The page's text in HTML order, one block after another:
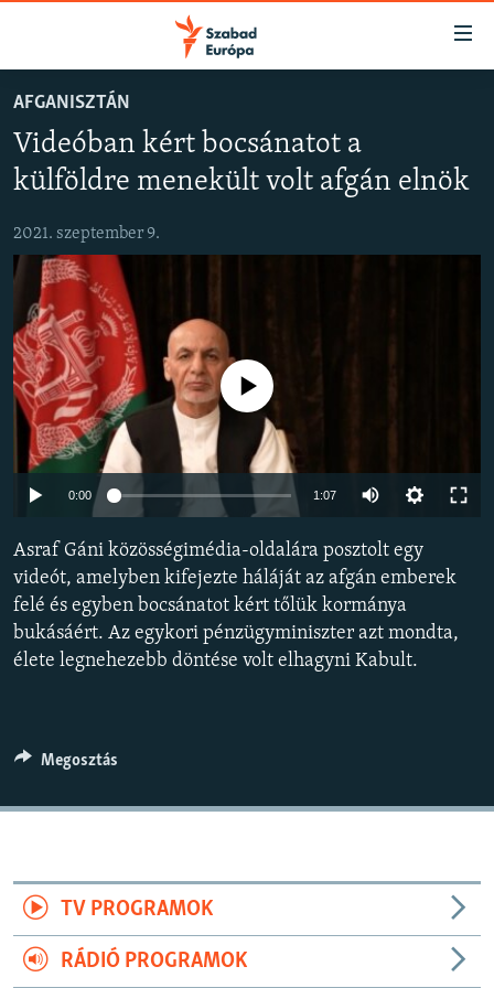
Akadálymentes
oldalra
tartalomjegyzékre
Ugrás
keresésre
AKTUÁLIS
PODCASTOK
VIDEÓK
ELEMZŐ
NER15
SZABADON
TÁRSADALOM
DEMOKRÁCIA
A PÉNZ NYOMÁBAN
EURÓPAI UNIÓ
VILÁG
KLÍMAVÁLTOZÁS
A MÚLT TANULSÁGAI
AFGANISZTÁN
Videóban kért bocsánatot a
külföldre menekült volt afgán elnök
2021. szeptember 9.
Jelenleg nincs elérhető tartalom
0:00 1:07
Asraf Gáni közösségimédia-oldalára posztolt egy
videót, amelyben kifejezte háláját az afgán emberek
felé és egyben bocsánatot kért tőlük kormánya
bukásáért. Az egykori pénzügyminiszter azt mondta,
élete legnehezebb döntése volt elhagyni Kabult.
Megosztás
TV PROGRAMOK
RÁDIÓ PROGRAMOK